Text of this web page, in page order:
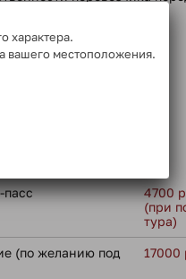
на маршруте;
тура
не входит:
4700
(при
тура)
(по желанию под
17000
характера.
вашего местоположения.